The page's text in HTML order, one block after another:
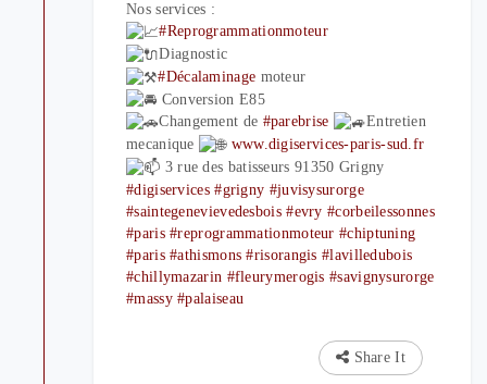
Nos services :
#Reprogrammationmoteur
Diagnostic
#Décalaminage moteur
Conversion E85
Changement de #parebrise
Entretien
mecanique
www.digiservices-paris-sud.fr
3 rue des batisseurs 91350 Grigny
#digiservices #grigny #juvisysurorge
#saintegenevievedesbois #evry #corbeilessonnes
#paris #reprogrammationmoteur #chiptuning
#paris #athismons #risorangis #lavilledubois
#chillymazarin #fleurymerogis #savignysurorge
#massy #palaiseau
Share It